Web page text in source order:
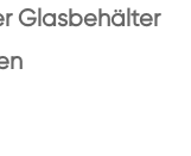
Glasbehälter